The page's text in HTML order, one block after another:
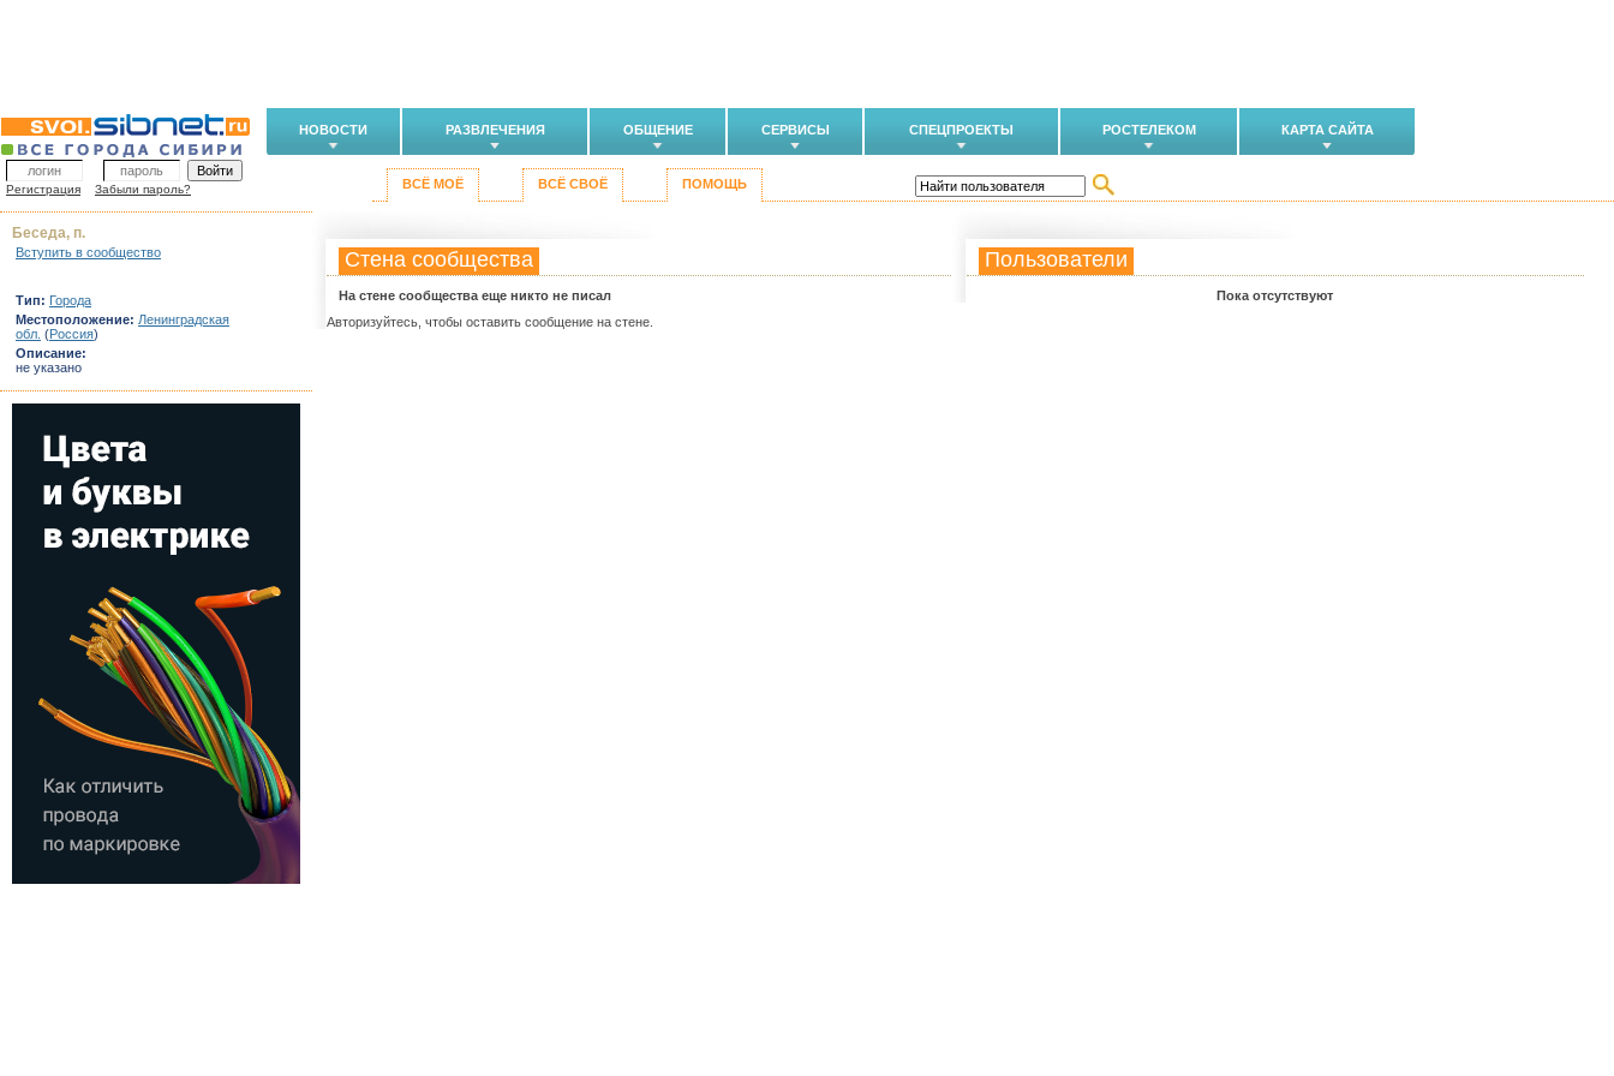
НОВОСТИ РАЗВЛЕЧЕНИЯ ОБЩЕНИЕ СЕРВИСЫ СПЕЦПРОЕКТЫ РОСТЕЛЕКОМ КАРТА САЙТА
Регистрация Забыли пароль? ВСЁ МОЁ ВСЁ СВОЁ ПОМОЩЬ
Стена сообщества
На стене сообщества еще никто не писал
Авторизуйтесь, чтобы оставить сообщение на стене.
Пользователи
Пока отсутствуют
Беседа, п.
Вступить в сообщество
Тип: Города
Местоположение: Ленинградская
обл. (Россия)
Описание:
не указано